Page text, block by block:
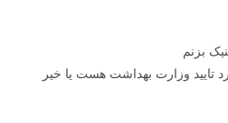
بزنم
تایید وزارت بهداشت هست یا خیر